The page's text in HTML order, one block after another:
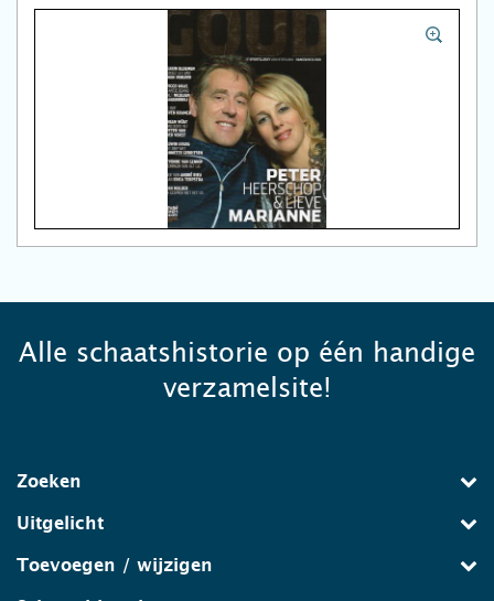
Alle schaatshistorie op één handige
verzamelsite!
Zoeken
Uitgelicht
Toevoegen / wijzigen